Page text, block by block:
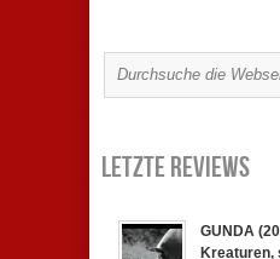
Letzte Reviews
GUNDA
Kreaturen,